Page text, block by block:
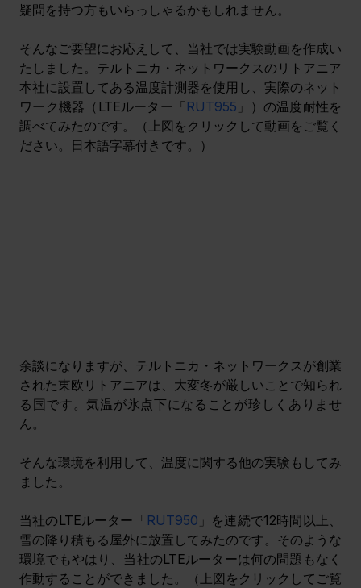
疑問を持つ方もいらっしゃるかもしれません。
そんなご要望にお応えして、当社では実験動画を作成い
たしました。テルトニカ・ネットワークスのリトアニア
本社に設置してある温度計測器を使用し、実際のネット
ワーク機器（LTEルーター「 RUT955 」）の温度耐性を
調べてみたのです。（上図をクリックして動画をご覧く
ださい。日本語字幕付きです。）
余談になりますが、テルトニカ・ネットワークスが創業
された東欧リトアニアは、大変冬が厳しいことで知られ
る国です。気温が氷点下になることが珍しくありませ
ん。
そんな環境を利用して、温度に関する他の実験もしてみ
ました。
当社のLTEルーター「 RUT950 」を連続で12時間以上、
雪の降り積もる屋外に放置してみたのです。そのような
環境でもやはり、当社のLTEルーターは何の問題もなく
作動することができました。（上図をクリックしてご覧